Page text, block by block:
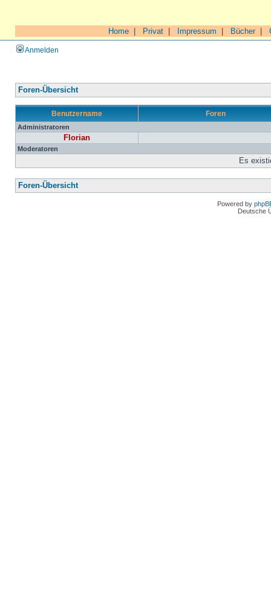
Home Privat Impressum Bücher|
Anmelden
Foren-Übersicht
Benutzername Foren
Administratoren
Florian
Moderatoren
Es
Foren-Übersicht
Powered by
Deutsche